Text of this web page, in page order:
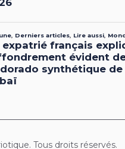
Tous droits réservés.